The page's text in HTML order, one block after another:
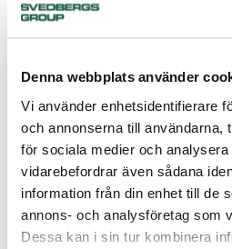
Denna webbplats använder
Vi använder enhetsidentifierare
och annonserna till användarna,
för sociala medier och
vidarebefordrar även sådana
information från din enhet till de
annons- och analysföretag som
Dessa kan i sin tur kombinera
Namn*
E-postadress*
Webbplats